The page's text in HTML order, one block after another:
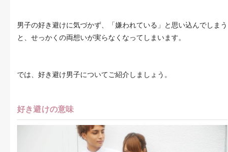
男子の好き避けに気づかず、「嫌われている」と思い込んでしまう
と、せっかくの両想いが実らなくなってしまいます。
では、好き避け男子についてご紹介しましょう。
好き避けの意味